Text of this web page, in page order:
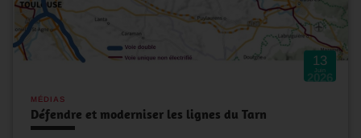
13
Juin
2026
MÉDIAS
Défendre et moderniser les lignes du Tarn